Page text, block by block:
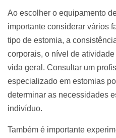
Ao escolher o equipamento
importante considerar vários
tipo de estomia, a
corporais, o nível de
vida geral. Consultar um
especializado em estomias
determinar as necessidades
indivíduo.
Também é importante